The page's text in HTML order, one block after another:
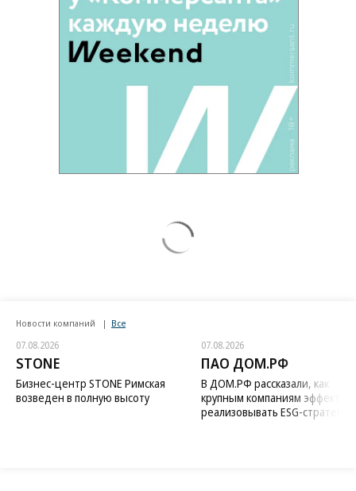
Новости компаний Все
07.08.2026
STONE
Бизнес-центр STONE Римская
возведен в полную высоту
07.08.2026
ПАО ДОМ.РФ
В ДОМ.РФ рассказали, как
крупным компаниям
реализовывать ESG-стратегию